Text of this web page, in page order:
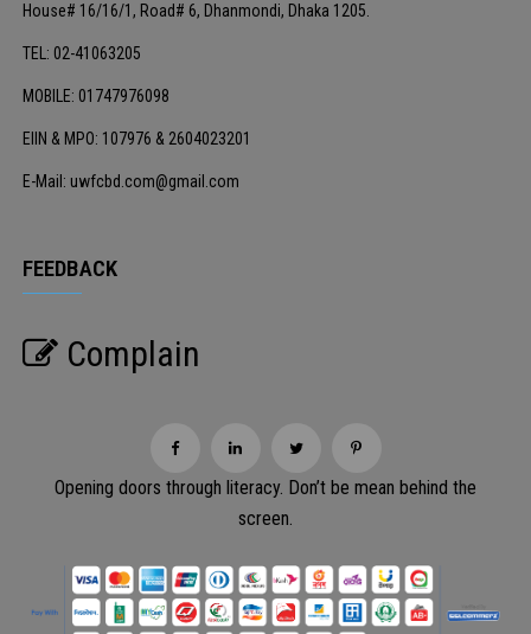
House# 16/16/1, Road# 6, Dhanmondi, Dhaka 1205.
TEL: 02-41063205
MOBILE: 01747976098
EIIN & MPO: 107976 & 2604023201
E-Mail: uwfcbd.com@gmail.com
FEEDBACK
Complain
Opening doors through literacy. Don’t be mean behind the
screen.